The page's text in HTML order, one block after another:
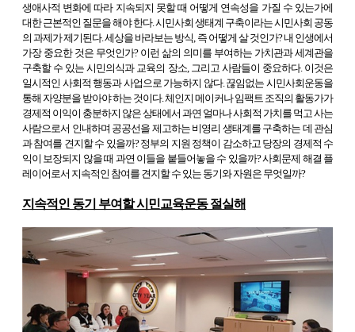
생애사적 변화에 따라 지속되지 못할 때 어떻게 연속성을 가질 수 있는가에
대한 근본적인 질문을 해야 한다. 시민사회 생태계 구축이라는 시민사회 공동
의 과제가 제기된다. 세상을 바라보는 방식, 즉 어떻게 살 것인가? 내 인생에서
가장 중요한 것은 무엇인가? 이런 삶의 의미를 부여하는 가치관과 세계관을
구축할 수 있는 시민의식과 교육의 장소, 그리고 사람들이 중요하다. 이것은
일시적인 사회적 행동과 사업으로 가능하지 않다. 끊임없는 시민사회운동을
통해 자양분을 받아야 하는 것이다. 체인지 메이커나 임팩트 조직의 활동가가
경제적 이익이 충분하지 않은 상태에서 과연 얼마나 사회적 가치를 먹고 사는
사람으로서 인내하며 공공선을 제고하는 비영리 생태계를 구축하는 데 관심
과 참여를 견지할 수 있을까? 정부의 지원 정책이 감소하고 당장의 경제적 수
익이 보장되지 않을 때 과연 이들을 붙들어놓을 수 있을까? 사회문제 해결 플
레이어로서 지속적인 참여를 견지할 수 있는 동기와 자원은 무엇일까?
지속적인 동기 부여할 시민교육운동 절실해